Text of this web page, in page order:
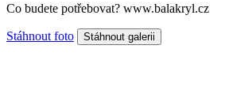
Co budete potřebovat? www.balakryl.cz
Stáhnout foto